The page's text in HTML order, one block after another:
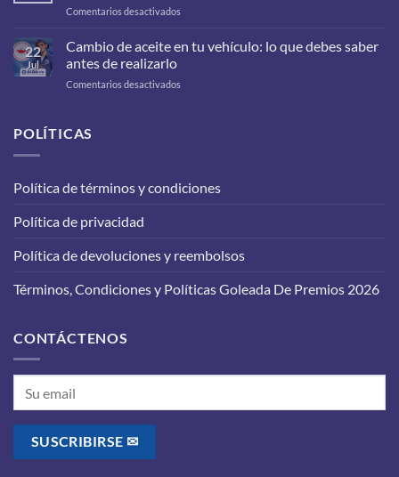
Comentarios desactivados
filtros
debes
a
22
Jul
Cambio de aceite en tu vehículo: lo que debes saber
antes de realizarlo
Comentarios desactivados
lo
de
POLÍTICAS
Política de términos y condiciones
Política de privacidad
Política de devoluciones y reembolsos
Términos, Condiciones y Políticas Goleada De Premios 2026
CONTÁCTENOS